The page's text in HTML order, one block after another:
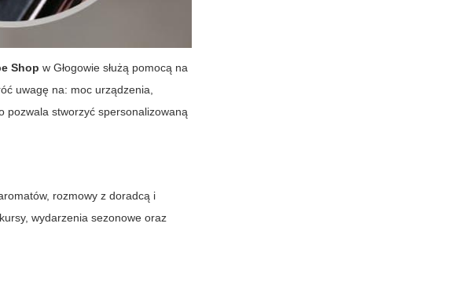
Shop w Głogowie służą pomocą na
uwagę na: moc urządzenia,
pozwala stworzyć spersonalizowaną
rozmowy z doradcą i
wydarzenia sezonowe oraz